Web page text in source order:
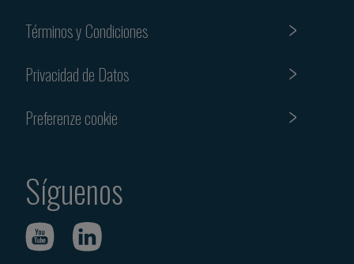
Términos y Condiciones
Privacidad de Datos
Preferenze cookie
Síguenos